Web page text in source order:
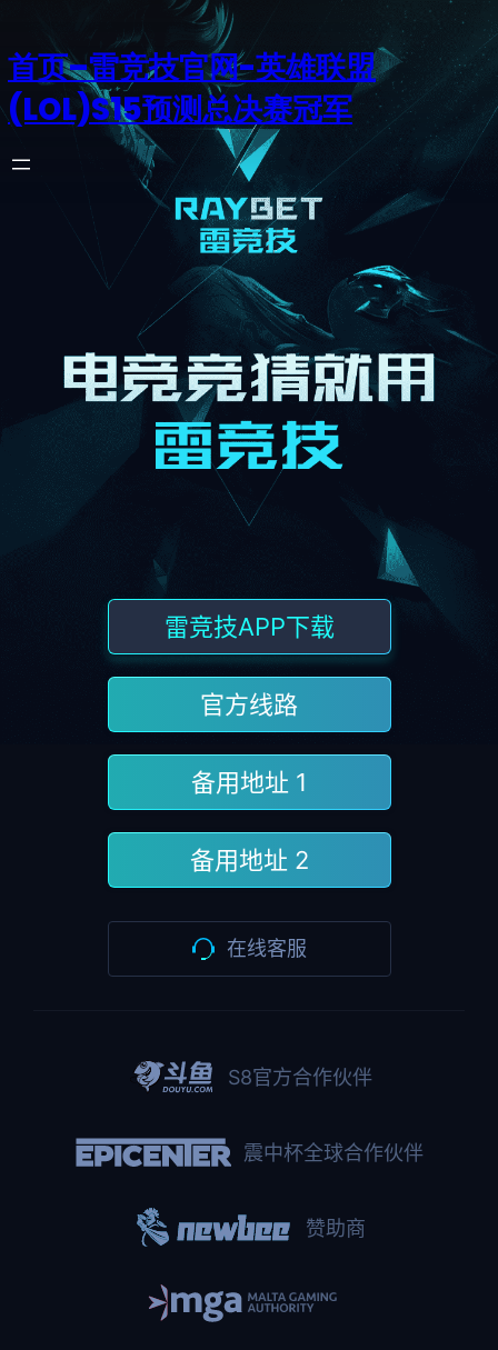
首页–雷竞技官网-英雄联盟
(LOL)S15预测总决赛冠军